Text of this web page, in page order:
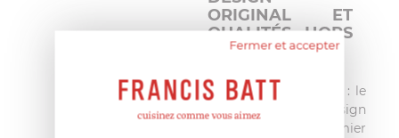
ORIGINAL ET
QUALITÉS HORS
NORME
Vous l'aurez remarquer : le
Big Green Egg a un design
peu commun. Au premier
Fermer et accepter